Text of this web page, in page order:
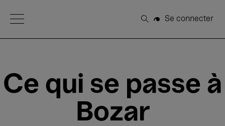
Open Menu
Rechercher
Se connecter
Ce qui se passe à
Bozar